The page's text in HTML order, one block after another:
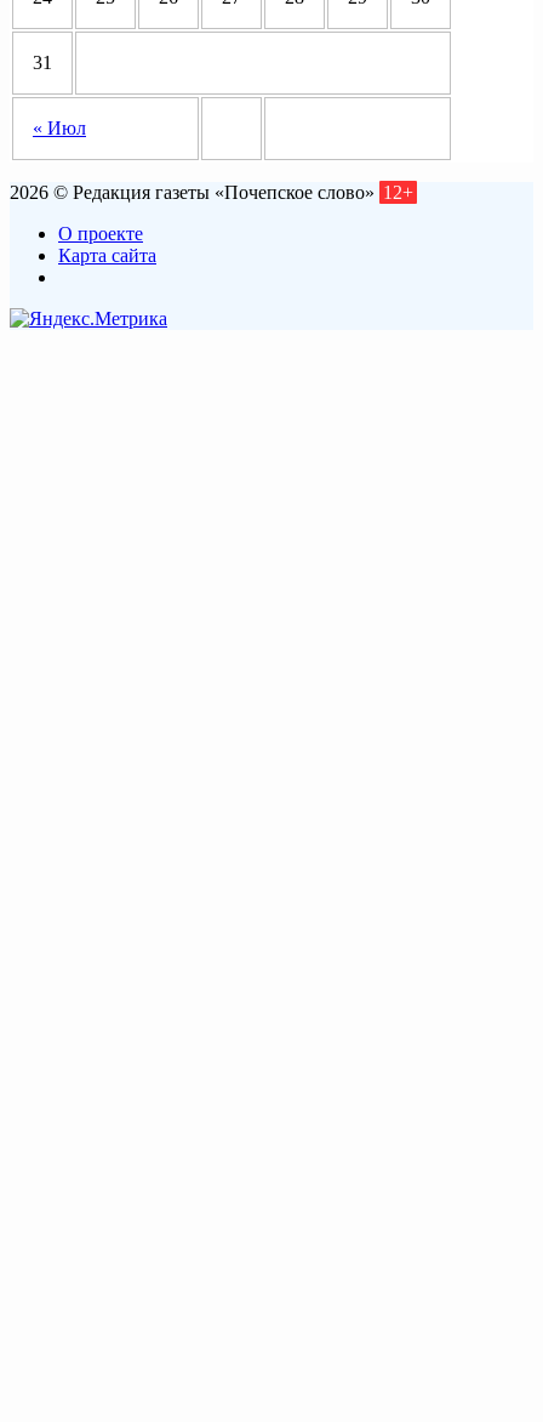
« Июл
31
2026 © Редакция газеты «Почепское слово» 12+
О проекте
Карта сайта